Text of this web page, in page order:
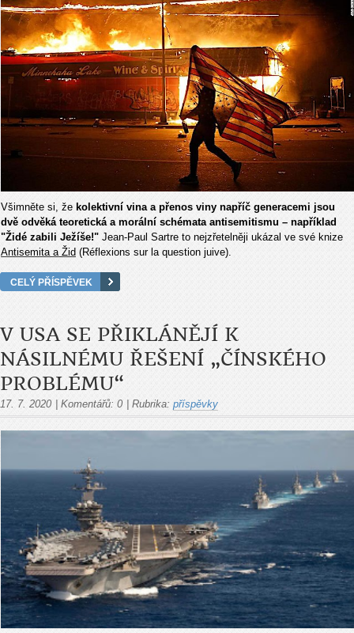
Všimněte si, že kolektivní vina a přenos viny napříč generacemi jsou
dvě odvěká teoretická a morální schémata antisemitismu – například
"Židé zabili Ježíše!" Jean-Paul Sartre to nejzřetelněji ukázal ve své knize
Antisemita a Žid (Réflexions sur la question juive).
CELÝ PŘÍSPĚVEK
V USA SE PŘIKLÁNĚJÍ K
NÁSILNÉMU ŘEŠENÍ „ČÍNSKÉHO
PROBLÉMU“
17. 7. 2020 Komentářů: 0 Rubrika: příspěvky